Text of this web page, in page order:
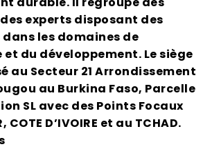
experts disposant des
les domaines de
du développement. Le siège
au Secteur 21 Arrondissement
au Burkina Faso, Parcelle
SL avec des Points Focaux
COTE D’IVOIRE et au TCHAD.